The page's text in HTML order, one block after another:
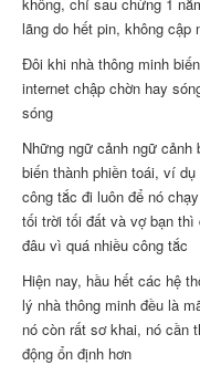
lãng do hết pin, không cập
Đôi khi nhà thông minh
internet chập chờn hay
sóng
Những ngữ cảnh ngữ
biến thành phiền toái, ví
công tắc đi luôn để nó
tối trời tối đất và vợ bạn thì
đâu vì quá nhiều công tắc
Hiện nay, hầu hết các hệ
lý nhà thông minh đều là
nó còn rất sơ khai, nó cần
động ổn định hơn